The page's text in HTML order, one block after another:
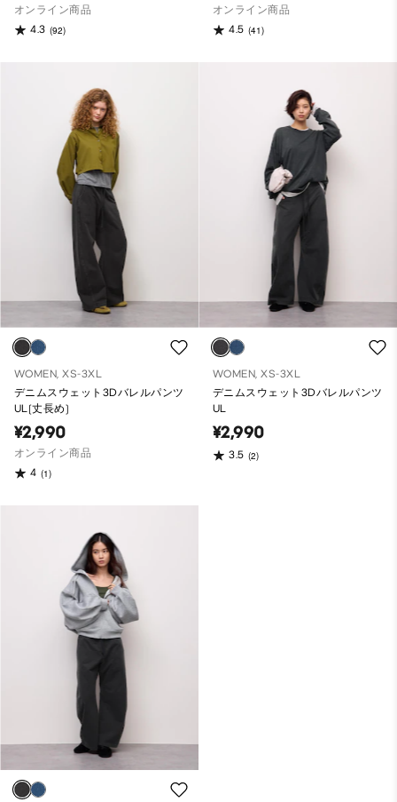
オンライン商品
4.3 (92)
オンライン商品
4.5 (41)
WOMEN, XS-3XL
デニムスウェット3Dバレルパンツ
UL(丈長め)
¥2,990
オンライン商品
4 (1)
WOMEN, XS-3XL
デニムスウェット3Dバレルパンツ
UL
¥2,990
3.5 (2)